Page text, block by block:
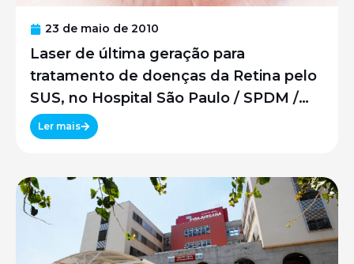
23 de maio de 2010
Laser de última geração para
tratamento de doenças da Retina pelo
SUS, no Hospital São Paulo / SPDM /
UNIFESP
Ler mais